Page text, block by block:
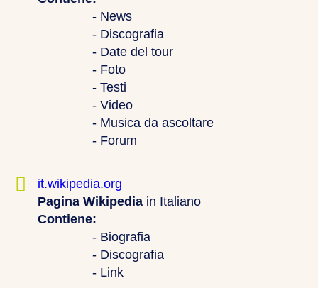
- News
- Discografia
- Date del tour
- Foto
- Testi
- Video
- Musica da ascoltare
- Forum
it.wikipedia.org
Pagina Wikipedia in Italiano
Contiene:
- Biografia
- Discografia
- Link